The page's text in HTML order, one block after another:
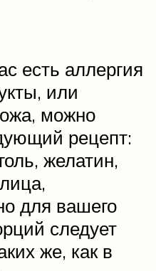
есть аллергия
или
можно
рецепт:
желатин,
для вашего
следует
же, как в